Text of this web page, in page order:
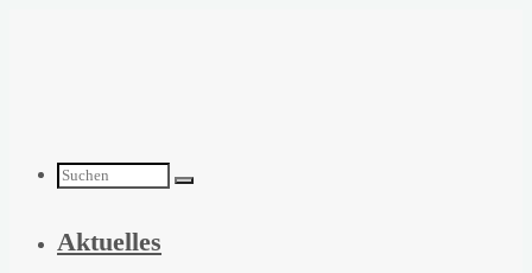
Suchen
nach:
Aktuelles